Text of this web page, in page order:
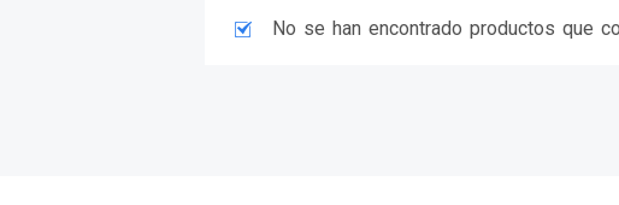
No se han encontrado productos que